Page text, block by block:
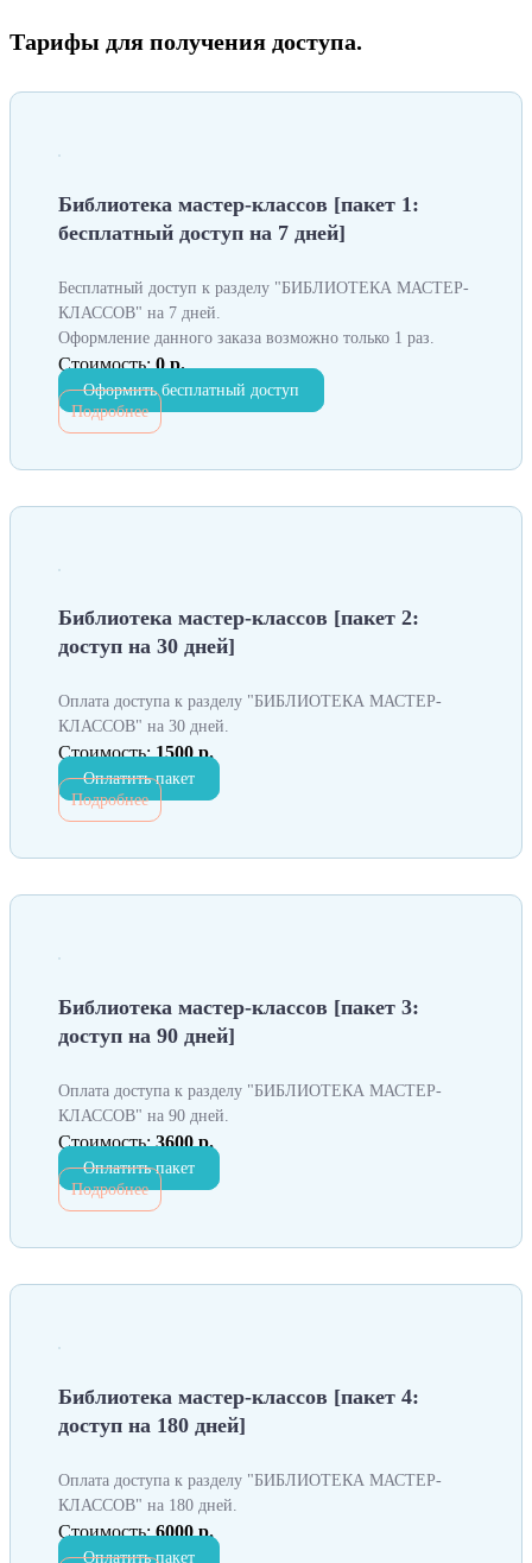
Тарифы для получения доступа.
Библиотека мастер-классов [пакет 1:
бесплатный доступ на 7 дней]
Бесплатный доступ к разделу "БИБЛИОТЕКА МАСТЕР-
КЛАССОВ" на 7 дней.
Оформление данного заказа возможно только 1 раз.
Стоимость: 0 р.
Оформить бесплатный доступ
Подробнее
Библиотека мастер-классов [пакет 2:
доступ на 30 дней]
Оплата доступа к разделу "БИБЛИОТЕКА МАСТЕР-
КЛАССОВ" на 30 дней.
Стоимость: 1500 р.
Оплатить пакет
Подробнее
Библиотека мастер-классов [пакет 3:
доступ на 90 дней]
Оплата доступа к разделу "БИБЛИОТЕКА МАСТЕР-
КЛАССОВ" на 90 дней.
Стоимость: 3600 р.
Оплатить пакет
Подробнее
Библиотека мастер-классов [пакет 4:
доступ на 180 дней]
Оплата доступа к разделу "БИБЛИОТЕКА МАСТЕР-
КЛАССОВ" на 180 дней.
Стоимость: 6000 р.
Оплатить пакет